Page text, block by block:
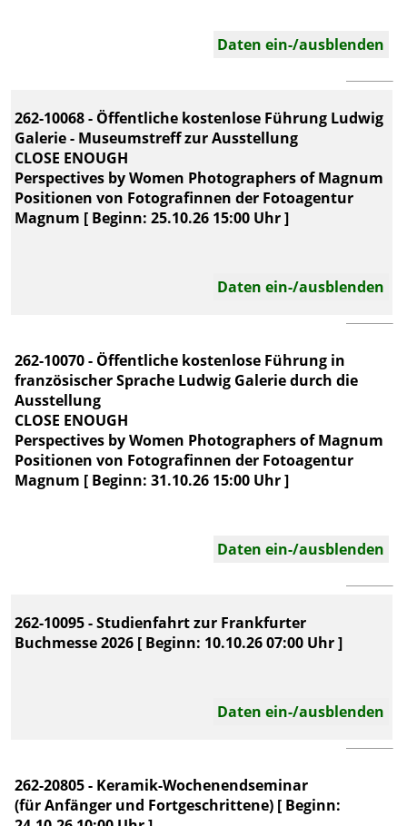
Daten ein-/ausblenden
262-10068 - Öffentliche kostenlose Führung Ludwig
Galerie - Museumstreff zur Ausstellung
CLOSE ENOUGH
Perspectives by Women Photographers of Magnum
Positionen von Fotografinnen der Fotoagentur
Magnum [ Beginn: 25.10.26 15:00 Uhr ]
Daten ein-/ausblenden
262-10070 - Öffentliche kostenlose Führung in
französischer Sprache Ludwig Galerie durch die
Ausstellung
CLOSE ENOUGH
Perspectives by Women Photographers of Magnum
Positionen von Fotografinnen der Fotoagentur
Magnum [ Beginn: 31.10.26 15:00 Uhr ]
Daten ein-/ausblenden
262-10095 - Studienfahrt zur Frankfurter
Buchmesse 2026 [ Beginn: 10.10.26 07:00 Uhr ]
Daten ein-/ausblenden
262-20805 - Keramik-Wochenendseminar
(für Anfänger und Fortgeschrittene) [ Beginn: